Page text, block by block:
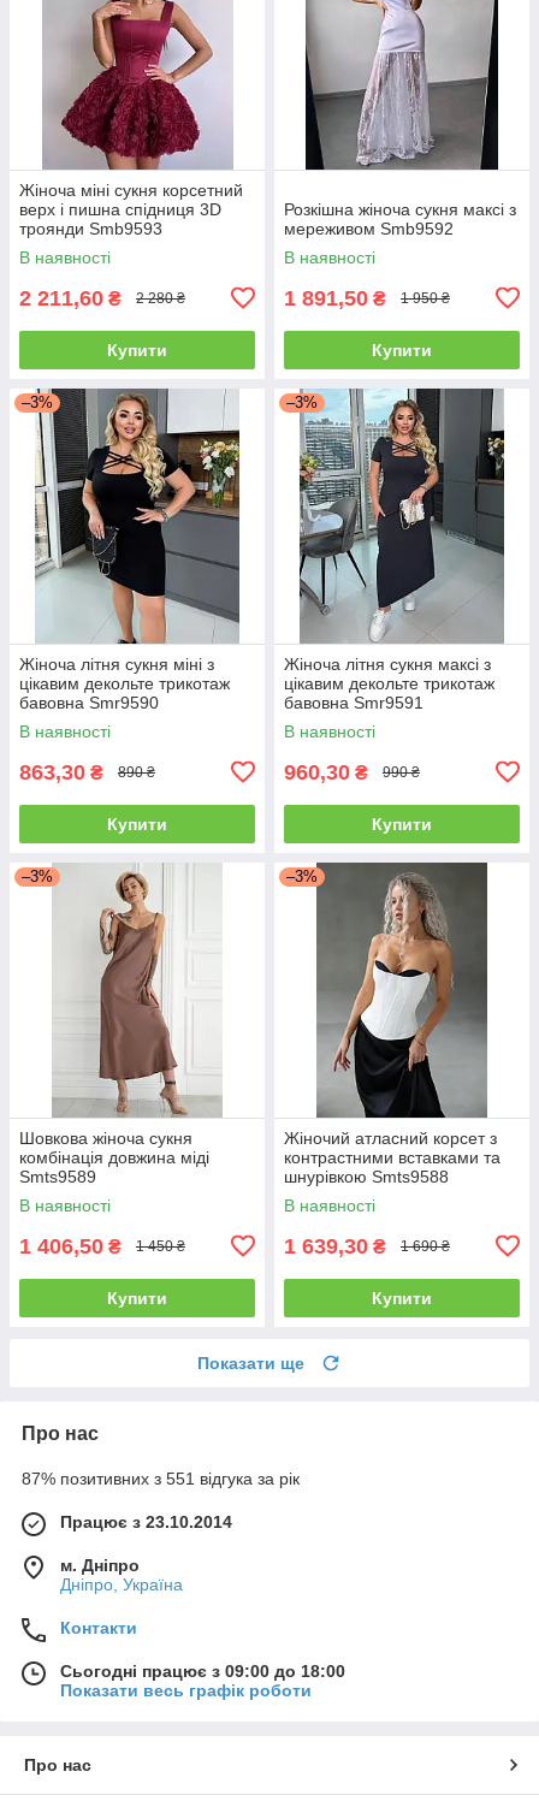
Жіноча міні сукня корсетний
верх і пишна спідниця 3D
троянди Smb9593
В наявності
2 211,60 ₴ 2 280 ₴
Купити
Розкішна жіноча сукня максі з
мереживом Smb9592
В наявності
1 891,50 ₴ 1 950 ₴
Купити
–3%
Жіноча літня сукня міні з
цікавим декольте трикотаж
бавовна Smr9590
В наявності
863,30 ₴ 890 ₴
Купити
–3%
Жіноча літня сукня максі з
цікавим декольте трикотаж
бавовна Smr9591
В наявності
960,30 ₴ 990 ₴
Купити
–3%
Шовкова жіноча сукня
комбінація довжина міді
Smts9589
В наявності
1 406,50 ₴ 1 450 ₴
Купити
–3%
Жіночий атласний корсет з
контрастними вставками та
шнурівкою Smts9588
В наявності
1 639,30 ₴ 1 690 ₴
Купити
Показати ще
Про нас
87% позитивних з 551 відгука за рік
Працює з 23.10.2014
м. Дніпро
Дніпро, Україна
Контакти
Сьогодні працює з 09:00 до 18:00
Показати весь графік роботи
Про нас